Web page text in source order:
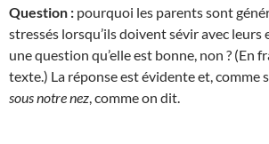
Question : pourquoi les parents sont
stressés lorsqu’ils doivent sévir avec leurs
une question qu’elle est bonne, non ? (En
texte.) La réponse est évidente et, comme
sous notre nez , comme on dit.